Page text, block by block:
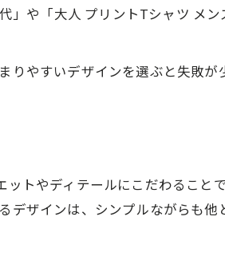
」や「大人 プリントTシャツ メ
りやすいデザインを選ぶと失敗が
トやディテールにこだわること
デザインは、シンプルながらも他